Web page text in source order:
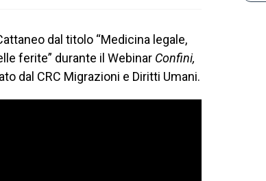
dal titolo “Medicina legale,
ferite” durante il Webinar Confini,
dal CRC Migrazioni e Diritti Umani.